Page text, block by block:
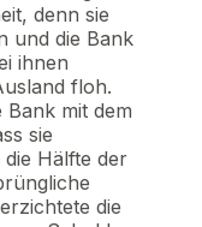
denn sie
und die Bank
ihnen
floh.
mit dem
sie
Hälfte der
die